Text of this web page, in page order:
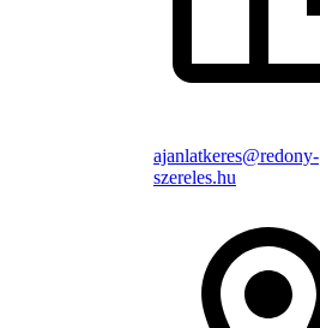
ajanlatkeres@redony-
szereles.hu